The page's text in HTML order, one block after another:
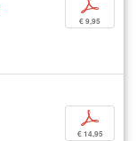
p
€ 9,95
p
€ 14,95